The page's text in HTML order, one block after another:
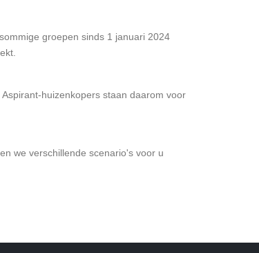
groepen sinds 1 januari 2024
huizenkopers staan daarom voor
we verschillende scenario's voor u